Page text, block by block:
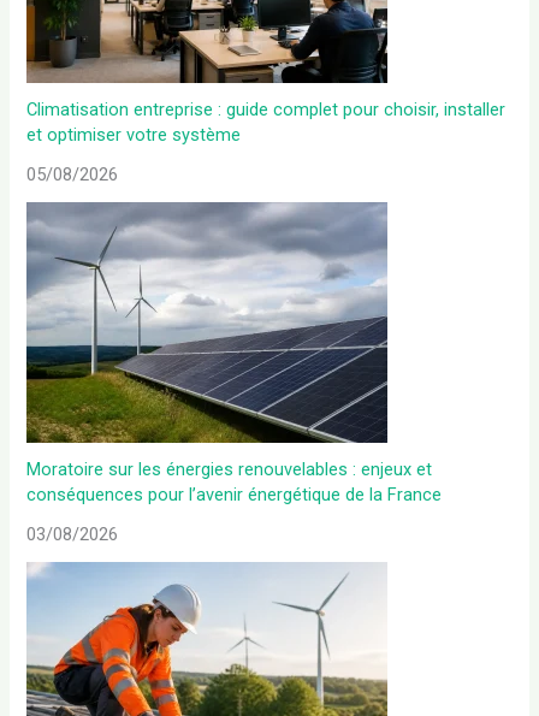
Climatisation entreprise : guide complet pour choisir, installer
et optimiser votre système
05/08/2026
Moratoire sur les énergies renouvelables : enjeux et
conséquences pour l’avenir énergétique de la France
03/08/2026